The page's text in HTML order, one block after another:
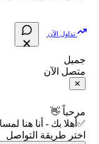
فلتر الأسهم
📋 جميع الأسهم
🕌 الأسهم الحلال
📈 حاسبة عائد
📊 حاسبة الربح
🧮 حاسبة
📅 التقويم
📅 المؤشرات
سياسة تقييم
شركات التداول
الإبلاغ عن شركة
شروط الاستخدام
سياسة
تداول الآن
جميل
متصل الآن
✕
مرحباً 👋
✅أهلا بك - أنا هنا
اختر طريقة التواصل